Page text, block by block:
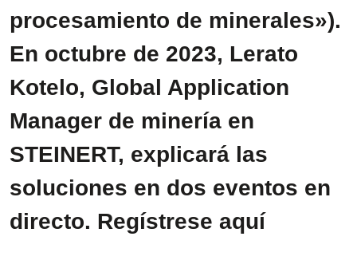
procesamiento de minerales»).
En octubre de 2023, Lerato
Kotelo, Global Application
Manager de minería en
STEINERT, explicará las
soluciones en dos eventos en
directo. Regístrese aquí